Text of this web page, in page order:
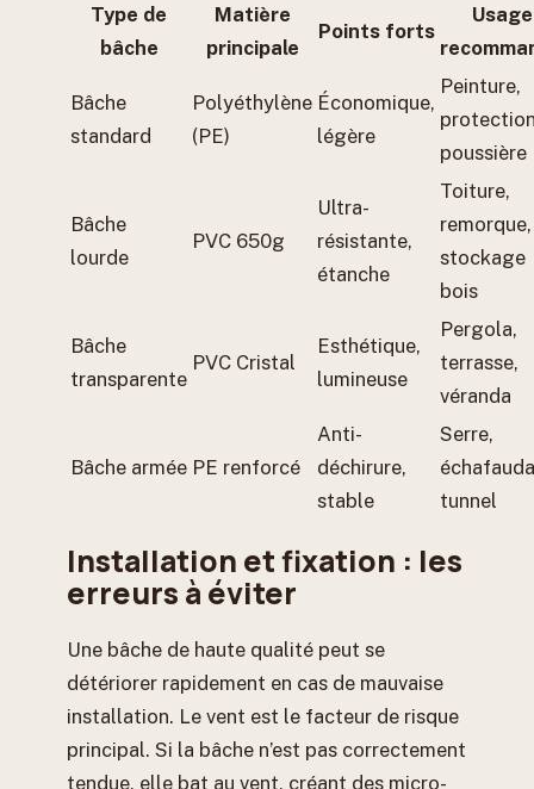
Type de
bâche
Matière
principale
Points forts
Usage
Bâche
standard
Polyéthylène
(PE)
Économique,
légère
Peinture,
poussière
Bâche
lourde
PVC 650g
Ultra-
résistante,
étanche
Toiture,
remorque,
stockage
bois
Bâche
transparente
PVC Cristal
Esthétique,
lumineuse
Pergola,
terrasse,
véranda
Bâche armée PE renforcé
Anti-
déchirure,
stable
Serre,
tunnel
Installation et fixation : les
erreurs à éviter
Une bâche de haute qualité peut se
détériorer rapidement en cas de mauvaise
installation. Le vent est le facteur de risque
principal. Si la bâche n’est pas correctement
tendue, elle bat au vent, créant des micro-